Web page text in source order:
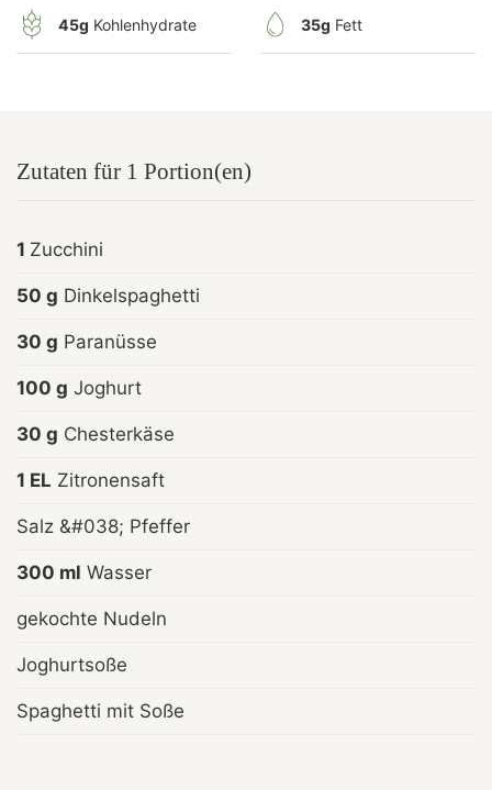
45g Kohlenhydrate 35g Fett
Zutaten für 1 Portion(en)
1 Zucchini
50 g Dinkelspaghetti
30 g Paranüsse
100 g Joghurt
30 g Chesterkäse
1 EL Zitronensaft
Salz &#038; Pfeffer
300 ml Wasser
gekochte Nudeln
Joghurtsoße
Spaghetti mit Soße